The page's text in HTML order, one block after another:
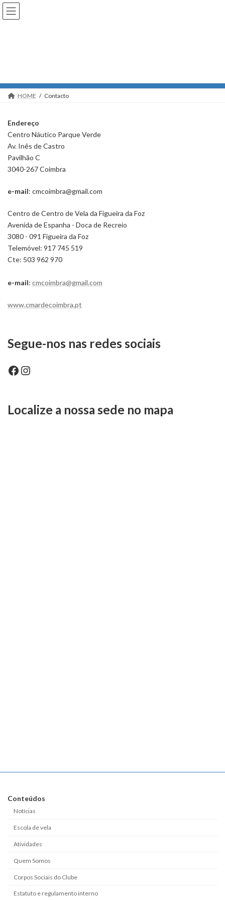
Skip
to
the
Skip
to
the
HOME Contacto
Endereço
Centro Náutico Parque Verde
Av. Inês de Castro
Pavilhão C
3040-267 Coimbra
e-mail: cmcoimbra@gmail.com
Centro de Centro de Vela da Figueira da Foz
Avenida de Espanha - Doca de Recreio
3080 - 091 Figueira da Foz
Telemóvel: 917 745 519
Cte: 503 962 970
e-mail: cmcoimbra@gmail.com
www.cmardecoimbra.pt
Segue-nos nas redes sociais
Facebook
Instagram
Localize a nossa sede no mapa
Conteúdos
Notícias
Escola de vela
Atividades
Quem Somos
Corpos Sociais do Clube
Estatuto e regulamento interno